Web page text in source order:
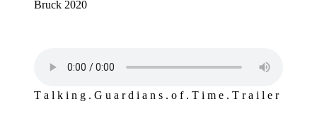
Bruck 2020
T a l k i n g . G u a r d i a n s . o f . T i m e . T r a i l e r